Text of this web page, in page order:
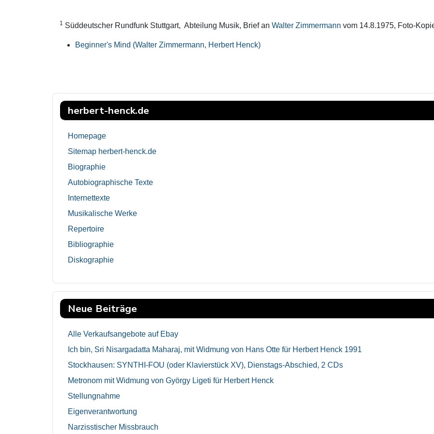
1 Süddeutscher Rundfunk Stuttgart, Abteilung Musik, Brief an Walter Zimmermann vom 14.8.1975, Foto-
Beginner's Mind (Walter Zimmermann, Herbert Henck)
herbert-henck.de
Homepage
Sitemap herbert-henck.de
Biographie
Autobiographische Texte
Internettexte
Musikalische Werke
Repertoire
Bibliographie
Diskographie
Neue Beiträge
Alle Verkaufsangebote auf Ebay
Ich bin, Sri Nisargadatta Maharaj, mit Widmung von Hans Otte für Herbert Henck 1991
Stockhausen: SYNTHI-FOU (oder Klavierstück XV), Dienstags-Abschied, 2 CDs
Metronom mit Widmung von György Ligeti für Herbert Henck
Stellungnahme
Eigenverantwortung
Narzisstischer Missbrauch